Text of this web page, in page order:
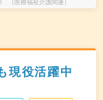
現役活躍中